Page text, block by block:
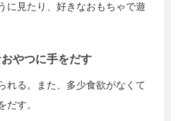
に見たり、好きなおもちゃで遊
やつに手をだす
れる。また、多少食欲がなくて
だす。